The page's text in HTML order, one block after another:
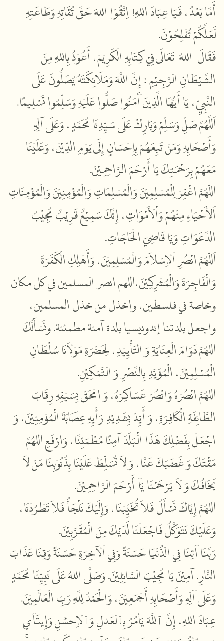
أَمَّا بَعْدُ، فَيَا عِبَادَ اللهِ! اِتَّقُوْا اللهَ حَقَّ تُقَاتِهِ وَطَاعَتِهِ
لَعَلَّكُمْ تُفْلِحُوْنَ.
فَقَالَ اللهُ تَعَالَى فِيْ كِتَابِهِ الْكَرِيْمْ، أَعُوْذُ بِاللهِ مِنَ
الشَّيْطَانِ الرَّجِيْمِ : إِنَّ اللَّهَ وَمَلَائِكَتَهُ يُصَلُّونَ عَلَى
النَّبِيِّ، يَا أَيُّهَا الَّذِينَ آَمَنُوا صَلُّوا عَلَيْهِ وَسَلِّمُوا تَسْلِيمًا.
اَللَّهُمَّ صَلِّ وَسَلِّمْ وَبَارِكْ عَلَى سَيِّدِنَا مُحَمَّدٍ، وَعَلَى آلِهِ
وَأَصْحَابِهِ وَمَنْ تَبِعَهُمْ بِإِحْسَانٍ إِلَى يَوْمِ الدِّيْنْ، وَعَلَيْنَا
مَعَهُمْ بِرَحْمَتِكَ يَا أَرْحَمَ الرَّاحِمِيْنْ.
اللّهُمَّ اغْفِرْ لِلْمُسْلِمِيْنَ وَالْمُسْلِمَاتِ وَالْمُؤْمِنِيْنَ وَالْمُؤْمِنَاتِ
اَلأَحْيَاءِ مِنْهُمْ وَاْلأَمْوَاتِ، إِنَّكَ سَمِيْعٌ قَرِيْبٌ مُجِيْبُ
الدَّعَوَاتِ وَيَا قَاضِيَ الْحَاجَاتِ.
اَللّهُمَّ انْصُرِ اْلإِسْلاَمَ وَالْمُسْلِمِيْنَ، وَأَهْلِكِ الْكَفَرَةَ
وَالْفَاجِرَةَ وَالْمُشْرِكِيْنَ،اللهم انصر المسلمين في كل مكان
وخاصة في فلسطين، واخذل من خذل المسلمين،
واجعل بلدتنا إندونيسيا بلدة آمنة مطمئنة.ونَسْأَلُكَ
اللهُمَّ دَوَامَ الْعِنَايَةِ وَ التَأْيِيْدِ، لِحَضْرَةِ مَوْلاَنَا سُلْطَانِ
الْمُسْلِمِيْنَ، الْمُؤَيَّدِ بِالنَّصْرِ وَ التَّمْكِيْنِ.
اللهُمَّ انْصُرْهُ وَانْصُرْ عَسَاكِرَهُ، وَ امْحَقْ بِسَيْفِهِ رِقَابَ
الطَّائِفَةِ الْكَافِرَةِ، وَ أَيِّدْ بِشَدِيْدِ رَأْيِهِ عِصَابَةَ الْمُؤْمِنِيْنَ، وَ
اجْعَلْ بِفَضْلِكَ هَذَا الْبَلَدَ آمِنًا مُطْمَئِنَّا، وَارْفَعِ اللهُمَّ
مَقْتَكَ وَ غَضَبَكَ عَنَّا، وَ لاَ تُسَلِّطْ عَلَيْنَا بِذُنُوْبِنَا مَنْ لاَ
يَخَافُكَ وَ لاَ يَرْحَمْنَا يَآ أَرْحَمَ الرَّاحِمِيْنَ.
اللهُمَّ إِيَّاكَ نَسْأَلُ فَلاَ تُخَيِّبْنَا، وَإِلَيْكَ نَلْجَأُ فَلاَ تَطْرُدْنَا،
وَعَلَيْكَ نَتَوَكَّلُ فَاجْعَلْنَا لَدَيْكَ مِنَ الْمُقَرَّبِيْنَ.
رَبَّنَا آتِنَا فِي الدُّنْيَا حَسَنَةً وَفِي اْلآخِرَةِ حَسَنَةً وَقِنَا عَذَابَ
النَّارِ. آمِيْنَ يَا مُجِيْبَ السَّائِلِيْنَ. وَصَلَّى اللهُ عَلَى نَبِيِّنَا مُحَمَّدٍ
وَعَلَى آلِهِ وَأَصْحَابِهِ أَجْمَعِيْنَ، وَالْحَمْدُ لِلَّهِ رَبِّ الْعَالَمِيْنَ.
عِبَادَ اللهِ، إِنَّ ٱللَّهَ يَأۡمُرُ بِٱلۡعَدۡلِ وَٱلۡإِحۡسَٰنِ وَإِيتَآيِٕ